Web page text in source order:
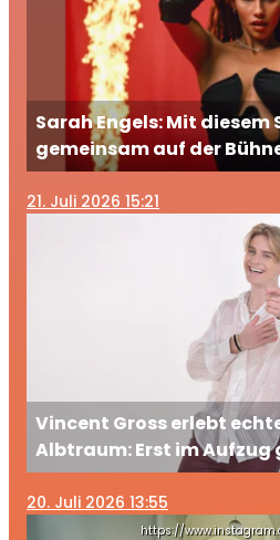
Sarah Engels: Mit
gemeinsam auf der
21. Juli 2026 15:21
Vincent Gross erlebt
Albtraum: Erst im
ausgesperrt
20. Juli 2026 13:55
https://